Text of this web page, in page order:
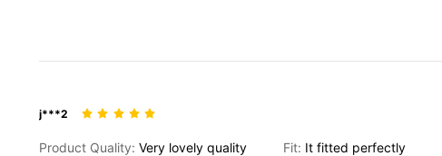
j***2
Product Quality: Very lovely quality Fit: Itfitted perfectly